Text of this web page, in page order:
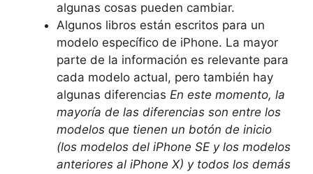
algunas cosas pueden cambiar.
Algunos libros están escritos para un
modelo específico de iPhone. La mayor
parte de la información es relevante para
cada modelo actual, pero también hay
algunas diferencias En este momento, la
mayoría de las diferencias son entre los
modelos que tienen un botón de inicio
(los modelos del iPhone SE y los modelos
anteriores al iPhone X) y todos los demás